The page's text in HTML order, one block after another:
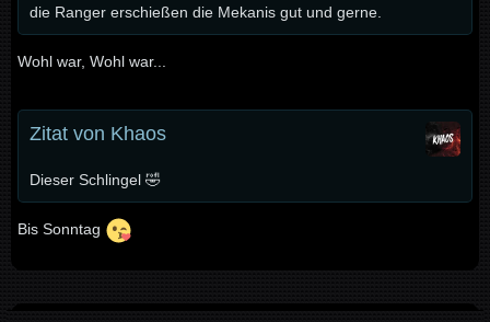
die Ranger erschießen die Mekanis gut und gerne.
Wohl war, Wohl war...
Zitat von Khaos
Dieser Schlingel 🤣
Bis Sonntag